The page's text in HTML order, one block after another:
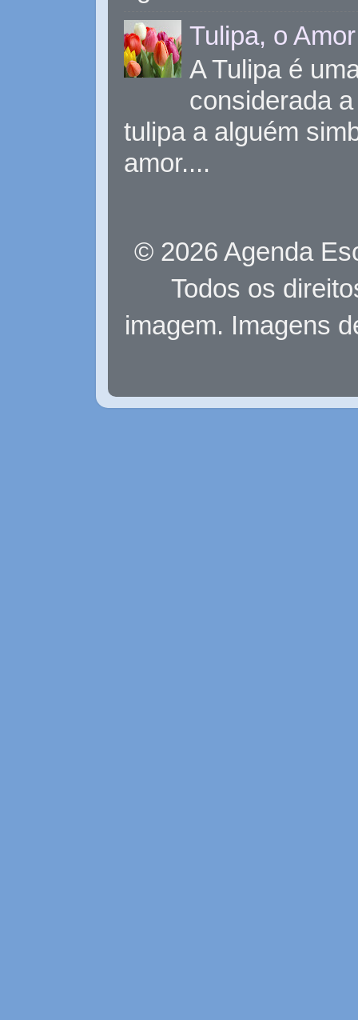
Tulipa, o
A Tulipa é
considerada
tulipa a alguém
amor....
© 2026 Agenda
Todos os
imagem. Imagens